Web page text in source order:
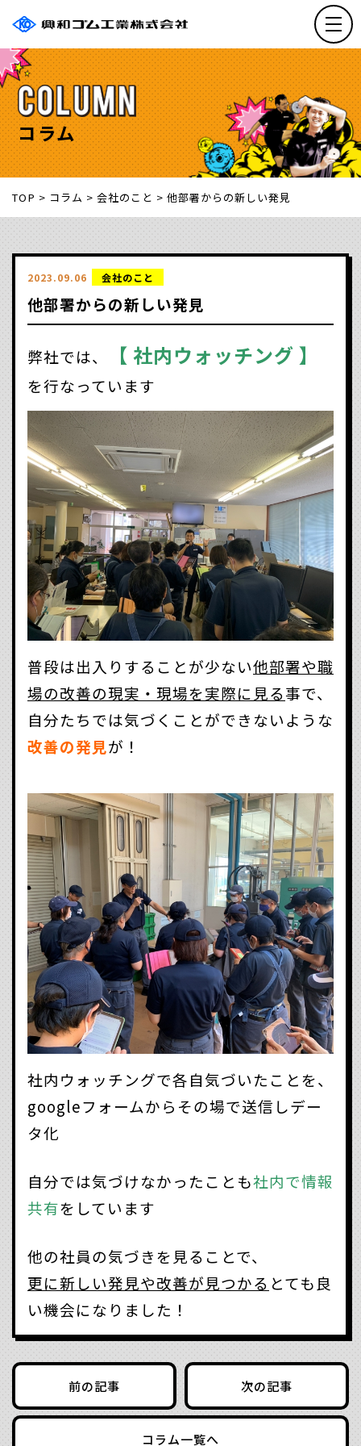
メニ
コラム
TOP > コラム > 会社のこと > 他部署からの新しい発見
2023.09.06 会社のこと
他部署からの新しい発見
弊社では、 【 社内ウォッチング 】
を行なっています
普段は出入りすることが少ない他部署や職
場の改善の現実・現場を実際に見る事で、
自分たちでは気づくことができないような
改善の発見が！
社内ウォッチングで各自気づいたことを、
googleフォームからその場で送信しデー
タ化
自分では気づけなかったことも社内で情報
共有をしています
他の社員の気づきを見ることで、
更に新しい発見や改善が見つかる とても良
い機会になりました！
前の記事
コラム一覧へ
次の記事